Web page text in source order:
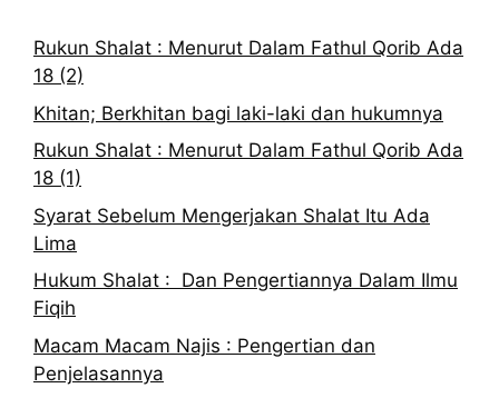
Rukun Shalat : Menurut Dalam Fathul Qorib Ada
18 (2)
Khitan; Berkhitan bagi laki-laki dan hukumnya
Rukun Shalat : Menurut Dalam Fathul Qorib Ada
18 (1)
Syarat Sebelum Mengerjakan Shalat Itu Ada
Lima
Hukum Shalat : Dan Pengertiannya Dalam Ilmu
Fiqih
Macam Macam Najis : Pengertian dan
Penjelasannya